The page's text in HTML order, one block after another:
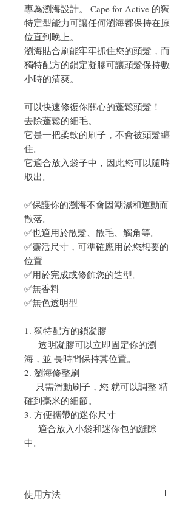
專為瀏海設計。 Cape for Active 的獨
特定型能力可讓任何瀏海都保持在原
位直到晚上。
瀏海貼合刷能牢牢抓住您的頭髮，而
獨特配方的鎖定凝膠可讓頭髮保持數
小時的清爽。
可以快速修復你關心的蓬鬆頭髮！
去除蓬鬆的細毛。
它是一把柔軟的刷子，不會被頭髮纏
住。
它適合放入袋子中，因此您可以隨時
取出。
✅保護你的瀏海不會因潮濕和運動而
散落。
✅也適用於散髮、散毛、觸角等。
✅靈活尺寸，可準確應用於您想要的
位置
✅用於完成或修飾您的造型。
✅無香料
✅無色透明型
1. 獨特配方的鎖凝膠
- 透明凝膠可以立即固定你的瀏
海，並 長時間保持其位置。
2. 瀏海修整刷
-只需滑動刷子，您 就可以調整 精
確到毫米的細節。
3. 方便攜帶的迷你尺寸
- 適合放入小袋和迷你包的縫隙
中。
使用方法